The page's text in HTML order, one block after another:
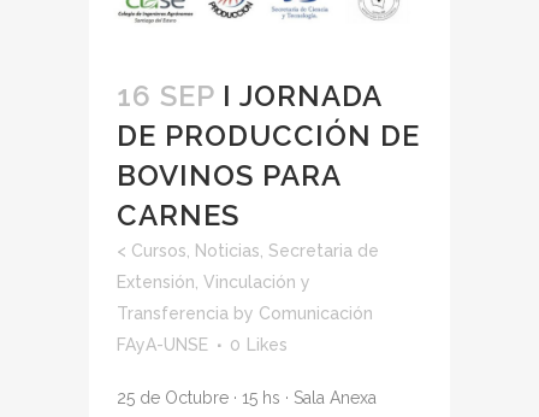
16 SEP I JORNADA
DE PRODUCCIÓN DE
BOVINOS PARA
CARNES
< Cursos Noticias Secretaria de
Extensión, Vinculación y
Transferencia by Comunicación
FAyA-UNSE
0 Likes
25 de Octubre · 15 hs · Sala Anexa